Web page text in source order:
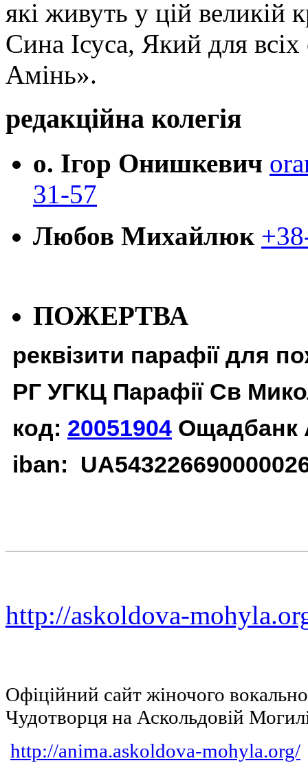
які живуть у цій великій
Сина Ісуса, Який для
Амінь».
редакційна колегія
о. Ігор Онишкевич
31-57
Любов Михайлюк
ПОЖЕРТВА
реквізити парафії для
РГ УГКЦ Парафії Св
код: 20051904 Ощадбанк
iban:
http://askoldova-
Офіційний сайт жіночого
Чудотворця на Аскольдовій
http://anima.askoldova-mohyla.org/